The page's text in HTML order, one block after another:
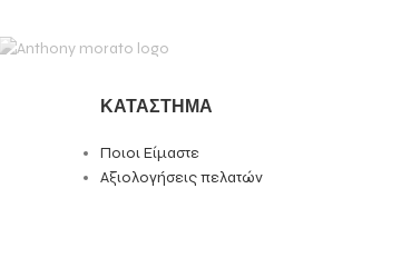
ΚΑΤΑΣΤΗΜΑ
Ποιοι Είμαστε
Αξιολογήσεις πελατών